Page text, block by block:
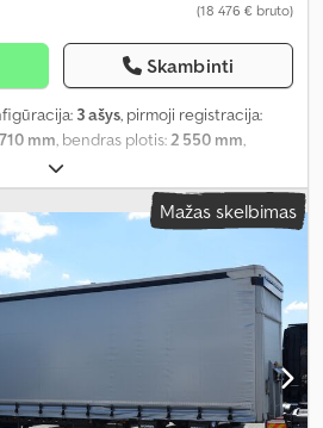
(18 476 € bruto)
Skambinti
3 ašys, pirmoji registracija:
mm, bendras plotis:2 550 mm,
, pakaba:
Mažas skelbimas